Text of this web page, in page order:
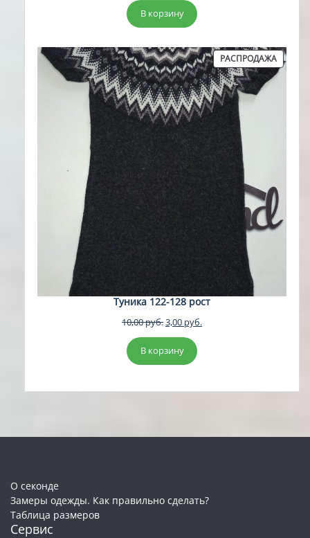
составляла
15,00 руб..
В корзину
РАСПРОДАЖА
ТОВАР
Туника 122-128 рост
10,00руб.Первоначальная
цена
составляла
10,00 руб..
3,00 руб.Текущая
В корзину
О секонде
Замеры одежды. Как правильно сделать?
Таблица размеров
Сервис